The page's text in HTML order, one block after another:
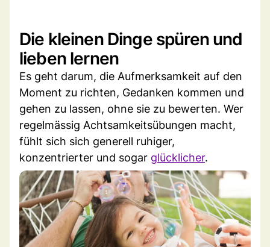
Die kleinen Dinge spüren und
lieben lernen
Es geht darum, die Aufmerksamkeit auf den
Moment zu richten, Gedanken kommen und
gehen zu lassen, ohne sie zu bewerten. Wer
regelmässig Achtsamkeitsübungen macht,
fühlt sich sich generell ruhiger,
konzentrierter und sogar glücklicher.